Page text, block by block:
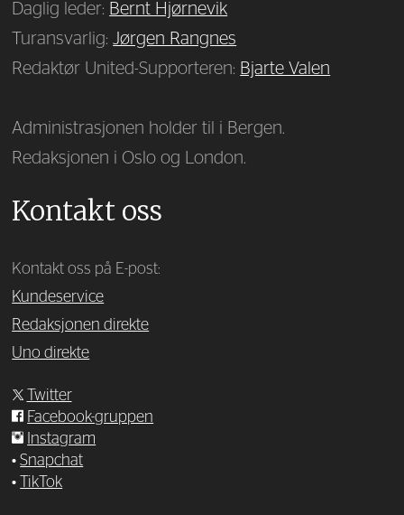
Daglig leder: Bernt Hjørnevik
Turansvarlig:Jørgen Rangnes
Redaktør United-Supporteren: Bjarte Valen
Administrasjonen holder til i Bergen.
Redaksjonen i Oslo og London.
Kontakt oss
Kontakt oss på E-post:
Kundeservice
Redaksjonen direkte
Uno direkte
Twitter
Facebook-gruppen
Instagram
•Snapchat
•
TikTok